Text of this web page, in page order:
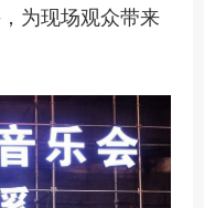
为现场观众带来